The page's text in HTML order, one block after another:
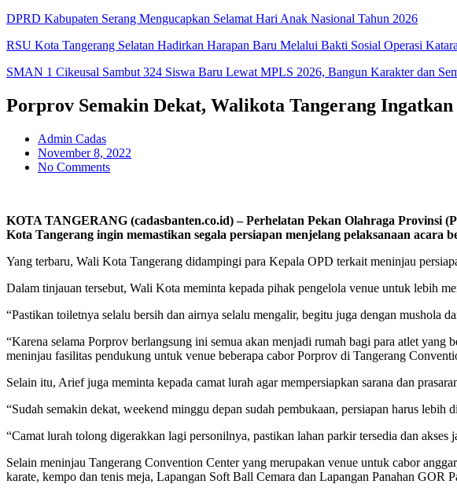
DPRD Kabupaten Serang Mengucapkan Selamat Hari Anak Nasional Tahun 2026
RSU Kota Tangerang Selatan Hadirkan Harapan Baru Melalui Bakti Sosial Operasi
SMAN 1 Cikeusal Sambut 324 Siswa Baru Lewat MPLS 2026, Bangun Karakter dan
Porprov Semakin Dekat, Walikota Tangerang
Admin Cadas
November 8, 2022
No Comments
KOTA TANGERANG (cadasbanten.co.id) – Perhelatan Pekan Olahraga Provinsi
Kota Tangerang ingin memastikan segala persiapan menjelang pelaksanaan acara
Yang terbaru, Wali Kota Tangerang didampingi para Kepala OPD terkait meninjau
Dalam tinjauan tersebut, Wali Kota meminta kepada pihak pengelola venue untuk lebih
“Pastikan toiletnya selalu bersih dan airnya selalu mengalir, begitu juga dengan mushola
“Karena selama Porprov berlangsung ini semua akan menjadi rumah bagi para atlet
meninjau fasilitas pendukung untuk venue beberapa cabor Porprov di Tangerang
Selain itu, Arief juga meminta kepada camat lurah agar mempersiapkan sarana dan
“Sudah semakin dekat, weekend minggu depan sudah pembukaan, persiapan harus lebih
“Camat lurah tolong digerakkan lagi personilnya, pastikan lahan parkir tersedia dan
Selain meninjau Tangerang Convention Center yang merupakan venue untuk cabor
karate, kempo dan tenis meja, Lapangan Soft Ball Cemara dan Lapangan Panahan GOR